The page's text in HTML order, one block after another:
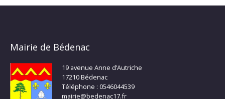
Mairie de Bédenac
19 avenue Anne d’Autriche
17210 Bédenac
Téléphone : 0546044539
mairie@bedenac17.fr